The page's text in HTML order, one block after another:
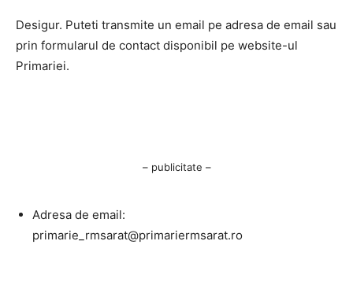
Desigur. Puteti transmite un email pe adresa de email sau
prin formularul de contact disponibil pe website-ul
Primariei.
– publicitate –
Adresa de email:
primarie_rmsarat@primariermsarat.ro